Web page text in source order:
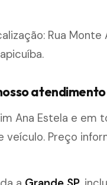
Rua
Ana Estela e em
veículo. Preço